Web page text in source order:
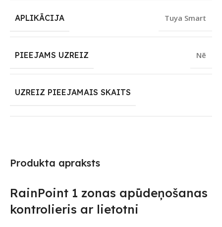
Produkta apraksts
RainPoint 1 zonas apūdeņošanas
kontrolieris ar lietotni
APLIKĀCIJA Tuya Smart
PIEEJAMS UZREIZ Nē
UZREIZ PIEEJAMAIS SKAITS